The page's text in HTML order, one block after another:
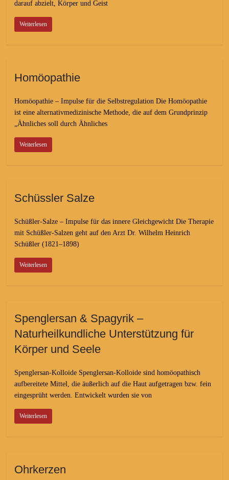
darauf abzielt, Körper und Geist
Weiterlesen
Homöopathie
Homöopathie – Impulse für die Selbstregulation Die Homöopathie
ist eine alternativmedizinische Methode, die auf dem Grundprinzip
„Ähnliches soll durch Ähnliches
Weiterlesen
Schüssler Salze
Schüßler-Salze – Impulse für das innere Gleichgewicht Die Therapie
mit Schüßler-Salzen geht auf den Arzt Dr. Wilhelm Heinrich
Schüßler (1821–1898)
Weiterlesen
Spenglersan & Spagyrik –
Naturheilkundliche Unterstützung für
Körper und Seele
Spenglersan-Kolloide Spenglersan-Kolloide sind homöopathisch
aufbereitete Mittel, die äußerlich auf die Haut aufgetragen bzw. fein
eingesprüht werden. Entwickelt wurden sie von
Weiterlesen
Ohrkerzen